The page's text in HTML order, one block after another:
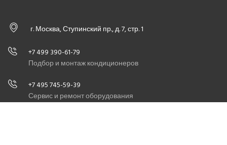
г. Москва, Ступинский пр., д. 7, стр. 1
+7 499 390-61-79
Подбор и монтаж кондиционеров
+7 495 745-59-39
Сервис и ремонт оборудования